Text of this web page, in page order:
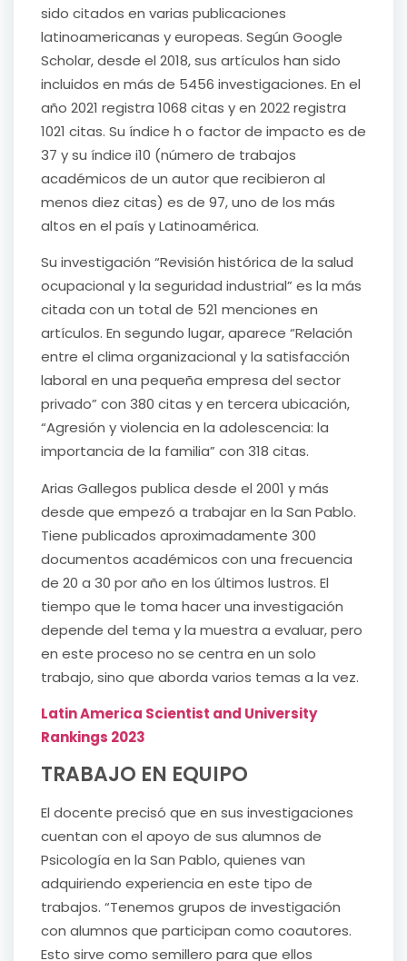
sido citados en varias publicaciones
latinoamericanas y europeas. Según Google
Scholar, desde el 2018, sus artículos han sido
incluidos en más de 5456 investigaciones. En el
año 2021 registra 1068 citas y en 2022 registra
1021 citas. Su índice h o factor de impacto es de
37 y su índice i10 (número de trabajos
académicos de un autor que recibieron al
menos diez citas) es de 97, uno de los más
altos en el país y Latinoamérica.
Su investigación “Revisión histórica de la salud
ocupacional y la seguridad industrial” es la más
citada con un total de 521 menciones en
artículos. En segundo lugar, aparece “Relación
entre el clima organizacional y la satisfacción
laboral en una pequeña empresa del sector
privado” con 380 citas y en tercera ubicación,
“Agresión y violencia en la adolescencia: la
importancia de la familia” con 318 citas.
Arias Gallegos publica desde el 2001 y más
desde que empezó a trabajar en la San Pablo.
Tiene publicados aproximadamente 300
documentos académicos con una frecuencia
de 20 a 30 por año en los últimos lustros. El
tiempo que le toma hacer una investigación
depende del tema y la muestra a evaluar, pero
en este proceso no se centra en un solo
trabajo, sino que aborda varios temas a la vez.
Latin America Scientist and University
Rankings 2023
TRABAJO EN EQUIPO
El docente precisó que en sus investigaciones
cuentan con el apoyo de sus alumnos de
Psicología en la San Pablo, quienes van
adquiriendo experiencia en este tipo de
trabajos. “Tenemos grupos de investigación
con alumnos que participan como coautores.
Esto sirve como semillero para que ellos